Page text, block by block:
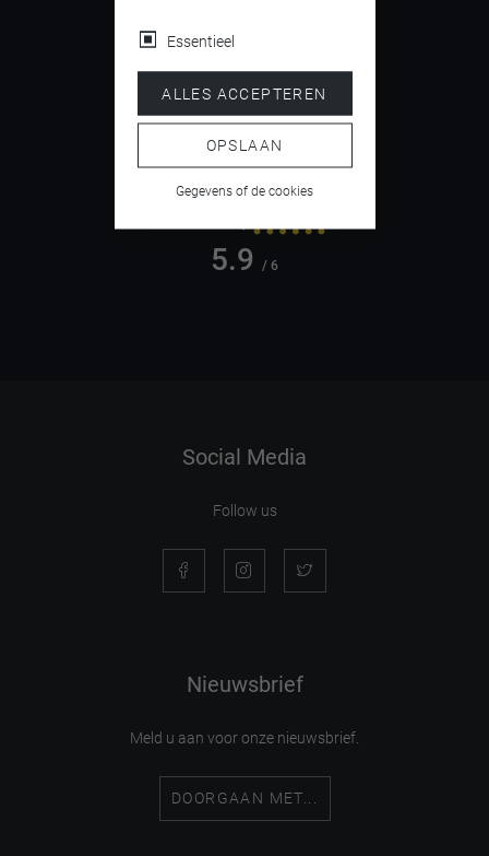
4.5/ 5
5.9 / 6
Social Media
Follow us
Nieuwsbrief
Meld u aan voor onze nieuwsbrief.
DOORGAAN MET...
Essentieel
ALLES ACCEPTEREN
OPSLAAN
Gegevens of de cookies